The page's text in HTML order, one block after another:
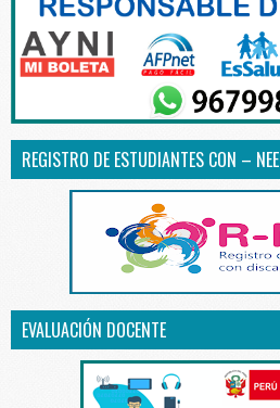
REGISTRO DE ESTUDIANTES CON – NEE
EVALUACIÓN DOCENTE